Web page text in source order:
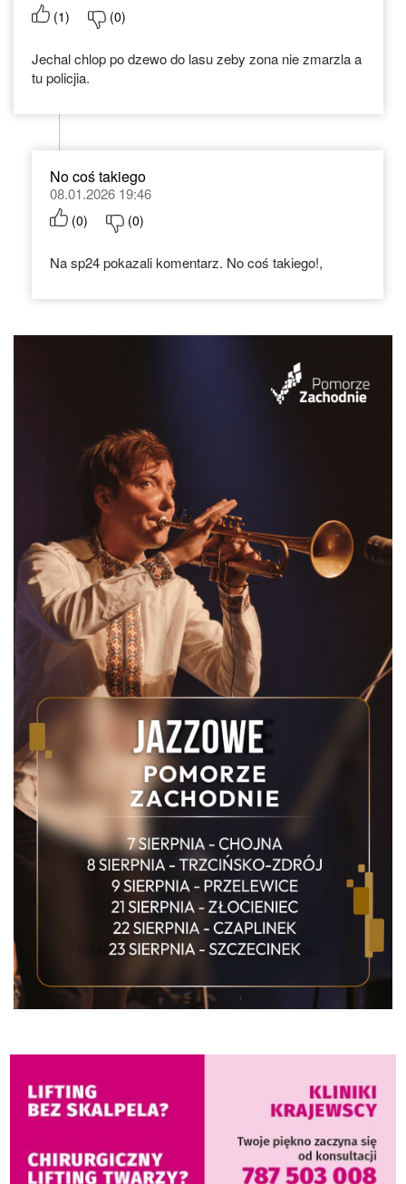
(1) (0)
Jechal chlop po dzewo do lasu zeby zona nie zmarzla a
tu policjia.
No coś takiego
08.01.2026 19:46
(0) (0)
Na sp24 pokazali komentarz. No coś takiego!,